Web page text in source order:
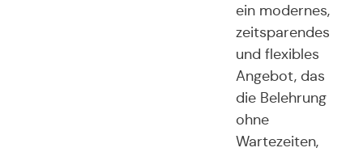
ein modernes,
zeitsparendes
und flexibles
Angebot, das
die Belehrung
ohne
Wartezeiten,